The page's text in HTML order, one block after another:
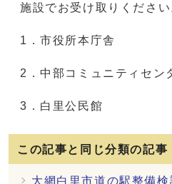
施設でお受け取りください
1．市役所本庁舎
2．中部コミュニティセン
3．白里公民館
この記事と同じ分類の記事
大網白里市道の駅整備検